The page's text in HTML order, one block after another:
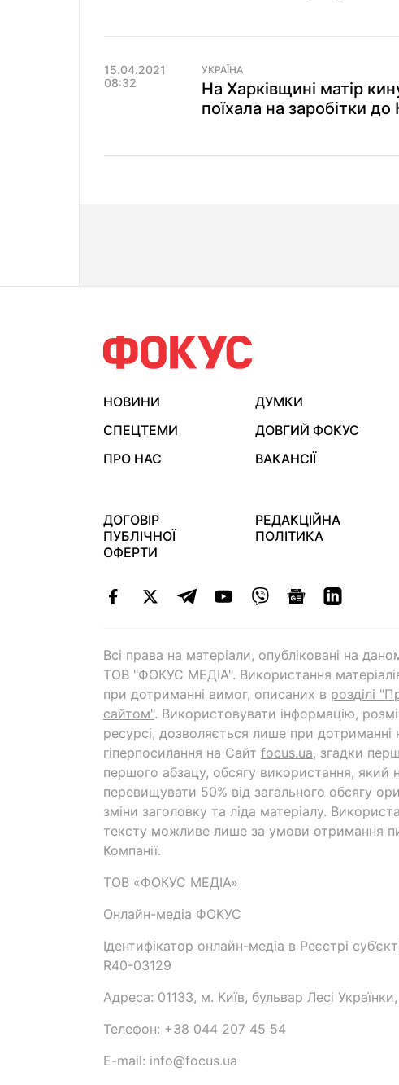
15.04.2021
08:32
УКРАЇНА
На Харківщині матір
поїхала на заробітки до
НОВИНИ ДУМКИ
СПЕЦТЕМИ
ДОВГИЙ ФОКУС
ПРО НАС
ВАКАНСІЇ
ДОГОВІР
ПУБЛІЧНОЇ
ОФЕРТИ
РЕДАКЦІЙНА
ПОЛІТИКА
Всі права на матеріали, опубліковані на
ТОВ "ФОКУС МЕДІА". Використання
при дотриманні вимог, описаних в розділі
сайтом". Використовувати інформацію,
ресурсі, дозволяється лише при дотриманні
гіперпосилання на Cайт focus.ua, згадки
першого абзацу, обсягу використання, який
перевищувати 50% від загального обсягу
зміни заголовку та ліда матеріалу.
тексту можливе лише за умови отримання
Компанії.
ТОВ «ФОКУС МЕДІА»
Онлайн-медіа ФОКУС
Ідентифікатор онлайн-медіа в Реєстрі
R40-03129
Адреса: 01133, м. Київ, бульвар Лесі
Телефон: +38 044 207 45 54
E-mail: info@focus.ua